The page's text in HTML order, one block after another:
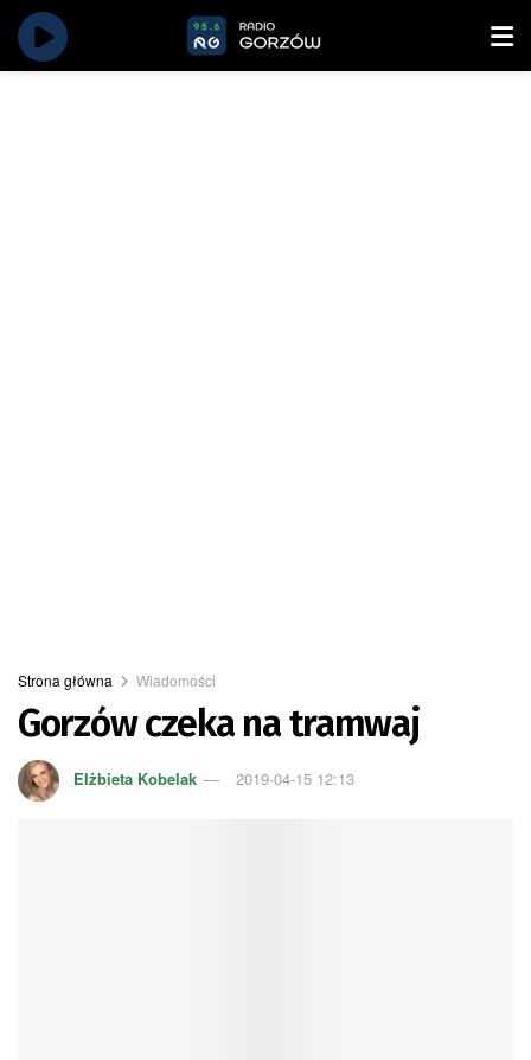
Strona główna Wiadomości
Gorzów czeka na tramwaj
Elżbieta Kobelak 2019-04-15 12:13